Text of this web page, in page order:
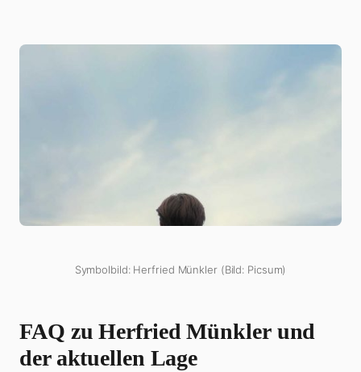
Symbolbild: Herfried Münkler (Bild: Picsum)
FAQ zuHerfried Münklerund
der aktuellen Lage